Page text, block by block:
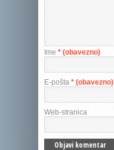
Ime * (obavezno)
E-pošta * (obavezno)
Web-stranica